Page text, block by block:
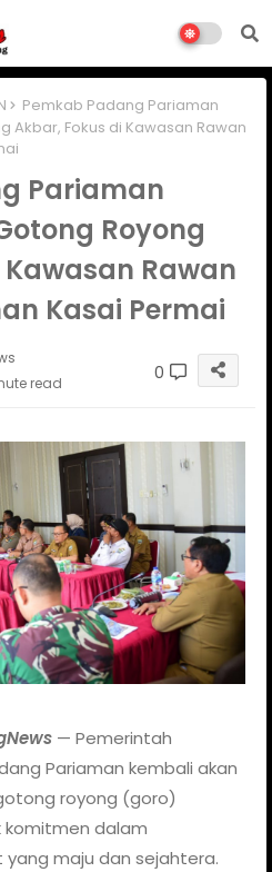
Pemkab Padang Pariaman
Akbar, Fokus di Kawasan Rawan
Pariaman
Royong
Rawan
Kasai Permai
read 0
— Pemerintah
Pariaman kembali akan
royong (goro)
dalam
maju dan sejahtera.